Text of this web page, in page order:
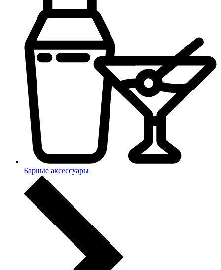
Барные аксессуары